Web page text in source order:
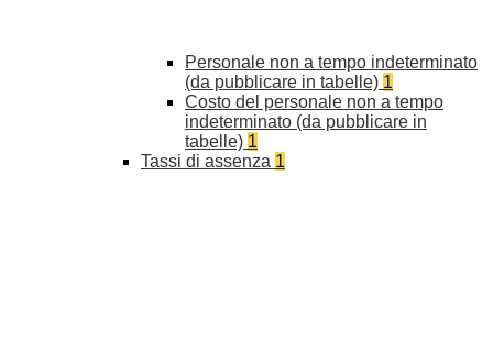
Personale non a tempo indeterminato
(da pubblicare in tabelle) 1
Costo del personale non a tempo
indeterminato (da pubblicare in
tabelle) 1
Tassi di assenza 1